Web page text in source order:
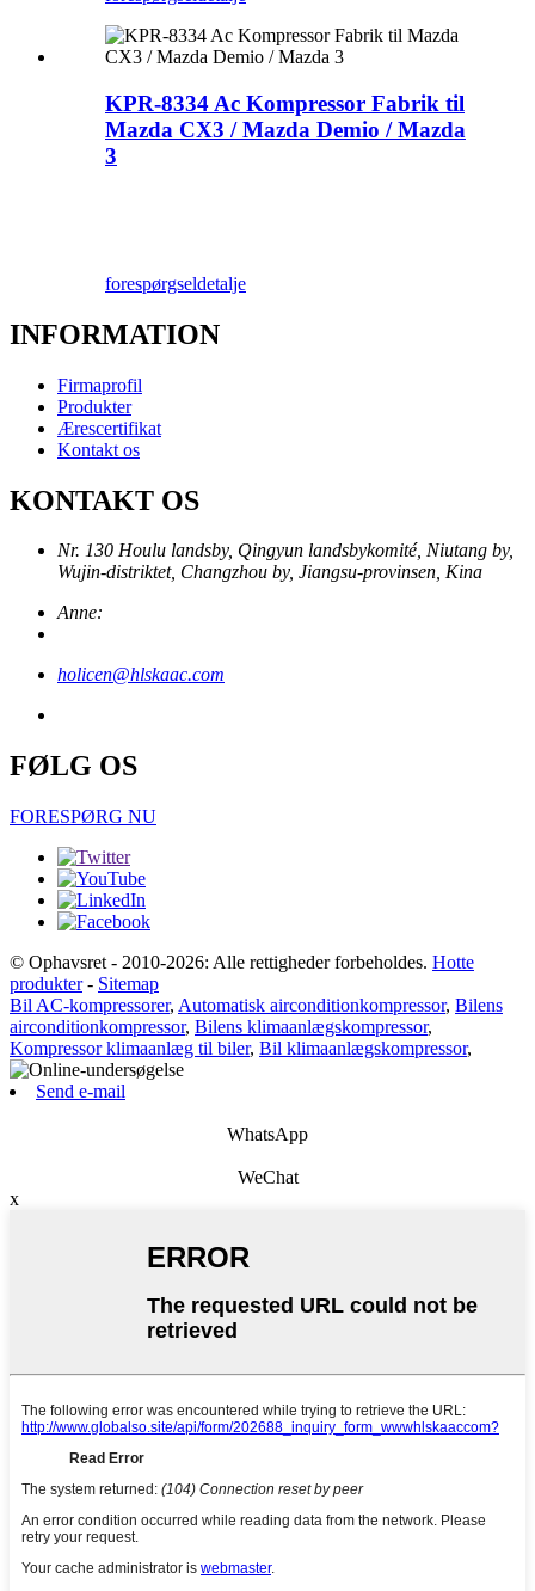
KPR-8334 Ac Kompressor Fabrik til
Mazda CX3 / Mazda Demio / Mazda
3
forespørgseldetalje
INFORMATION
Firmaprofil
Produkter
Ærescertifikat
Kontakt os
KONTAKT OS
Nr. 130 Houlu landsby, Qingyun landsbykomité, Niutang by,
Wujin-distriktet, Changzhou by, Jiangsu-provinsen, Kina
Anne:
holicen@hlskaac.com
FØLG OS
FORESPØRG NU
© Ophavsret - 2010-2026: Alle rettigheder forbeholdes. Hotte
produkter- Sitemap
Bil AC-kompressorer, Automatisk airconditionkompressor, Bilens
airconditionkompressor, Bilens klimaanlægskompressor,
Kompressor klimaanlæg til biler, Bil klimaanlægskompressor,
Send e-mail
WhatsApp
WeChat
x